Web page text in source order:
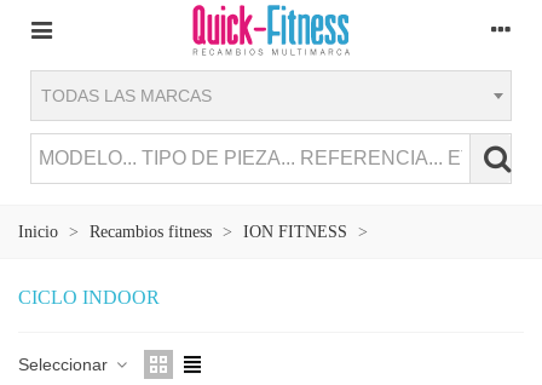
TODAS LAS MARCAS
Inicio > Recambios fitness > ION FITNESS >
CICLO INDOOR
Seleccionar